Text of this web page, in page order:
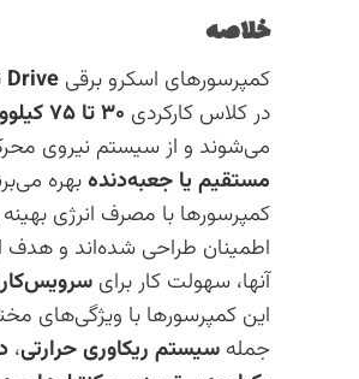
خلاصه
کمپرسورهای اسکرو برقی Drive
در کلاس کارکردی ۳۰ تا ۷۵ کیلووات
می‌شوند و از سیستم نیروی
مستقیم یا جعبه‌دندهبهره
کمپرسورها با مصرف انرژی
اطمینان طراحی شده‌اند و هدف
آنها، سهولت کار برای
این کمپرسورها با ویژگی‌های
جمله سیستم ریکاوری حرارتی،